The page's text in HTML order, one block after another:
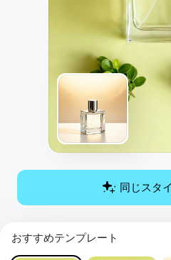
同じスタ
おすすめテンプレート